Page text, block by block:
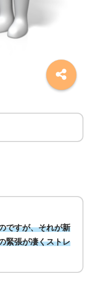
ですが、それが新
緊張が凄くストレ